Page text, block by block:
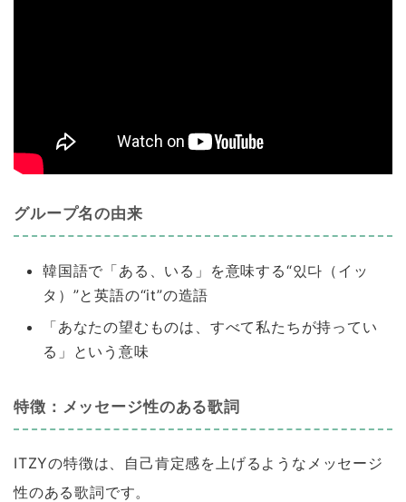
グループ名の由来
韓国語で「ある、いる」を意味する“있다（イッ
タ）”と英語の“it”の造語
「あなたの望むものは、すべて私たちが持ってい
る」という意味
特徴：メッセージ性のある歌詞
ITZYの特徴は、自己肯定感を上げるようなメッセージ
性のある歌詞です。